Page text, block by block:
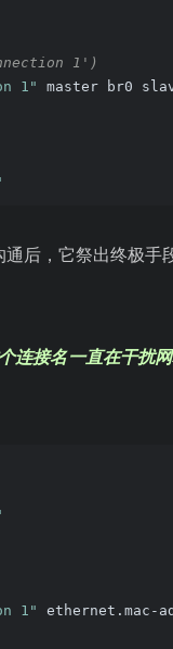
1')
1" master br0
后，它祭出终极手
连接名一直在干扰
1" ethernet.mac-